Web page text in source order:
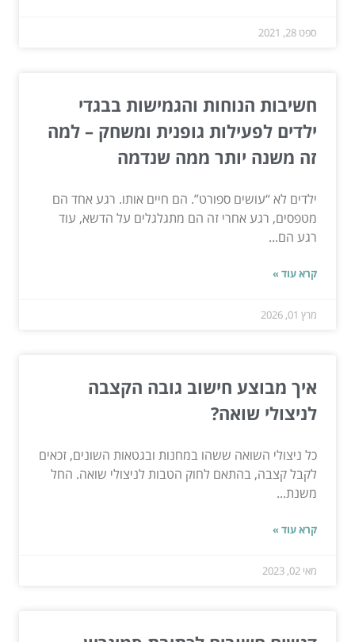
ספט 28, 2021
חשיבות הנוחות והגמישות בבגדי
ילדים לפעילות גופנית ומשחק – למה
זה משנה יותר ממה שנדמה
ילדים לא “עושים ספורט”. הם חיים אותו. רגע אחד הם
מטפסים, רגע אחרי זה הם מתגלגלים על הדשא, עוד
רגע הם...
קרא עוד »
מרץ 01, 2026
איך מבוצע חישוב גובה הקצבה
לניצולי שואה?
כל ניצולי השואה ששהו במחנות ובגטאות השונים, זכאים
לקבל קצבה, בהתאם לחוק הטבות לניצולי שואה. החל
משנת...
קרא עוד »
מאי 02, 2023